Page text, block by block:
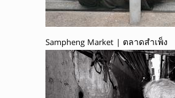
Sampheng Market | ตลาดสำเพ็ง